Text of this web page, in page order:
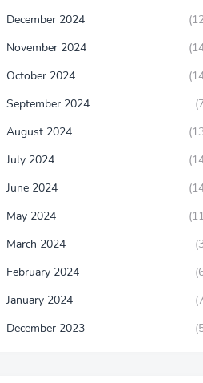
December 2024
November 2024
October 2024
September 2024
August 2024
July 2024
June 2024
May 2024
March 2024
February 2024
January 2024
December 2023